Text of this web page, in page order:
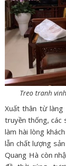
Treo tranh
Xuất thân từ làng
truyền thống, các
làm hài lòng
lẫn chất lượng
Quang Hà còn